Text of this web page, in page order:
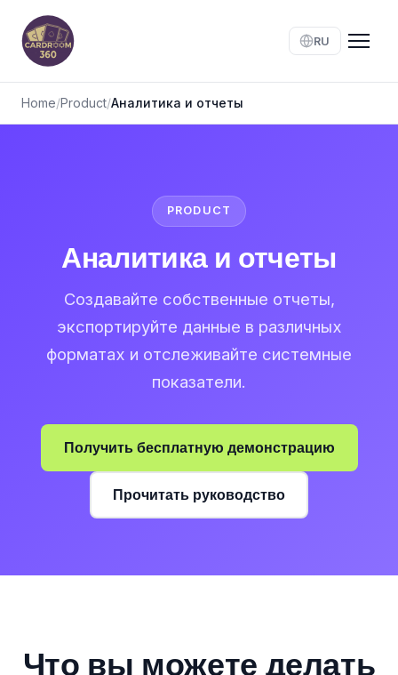
RU
Home/Product/Аналитика и отчеты
PRODUCT
Аналитика и отчеты
Создавайте собственные отчеты,
экспортируйте данные в различных
форматах и отслеживайте системные
показатели.
Получить бесплатную демонстрацию
Прочитать руководство
Что вы можете делать